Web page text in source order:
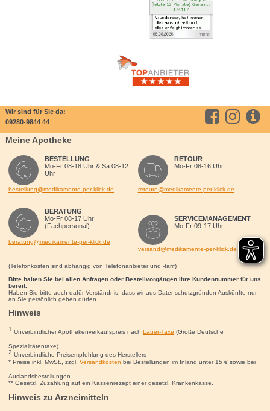
Wir sind für Sie da:
09280-9844 44
Meine Apotheke
BESTELLUNG
Mo-Fr 08-18 Uhr & Sa 08-12
Uhr
bestellung@medikamente-per-klick.de
BERATUNG
Mo-Fr 08-17 Uhr
(Fachpersonal)
beratung@medikamente-per-klick.de
RETOUR
Mo-Fr 08-16 Uhr
retoure@medikamente-per-klick.de
SERVICEMANAGEMENT
Mo-Fr 09-17 Uhr
versand@medikamente-per-klick.de
(Telefonkosten sind abhängig von Telefonanbieter und -tarif)
Bitte halten Sie bei allen Anfragen oder Bestellvorgängen Ihre Kundennummer für uns
bereit.
Haben Sie bitte auch dafür Verständnis, dass wir aus Datenschutzgründen Auskünfte nur
an Sie persönlich geben dürfen.
Hinweis
1 Unverbindlicher Apothekenverkaufspreis nach Lauer-Taxe (Große Deutsche
Spezialitätentaxe)
2 Unverbindliche Preisempfehlung des Herstellers
* Preise inkl. MwSt., zzgl. Versandkosten bei Bestellungen im Inland unter 15 €sowie bei
Auslandsbestellungen.
** Gesetzl. Zuzahlung auf ein Kassenrezept einer gesetzl. Krankenkasse.
Hinweis zu Arzneimitteln